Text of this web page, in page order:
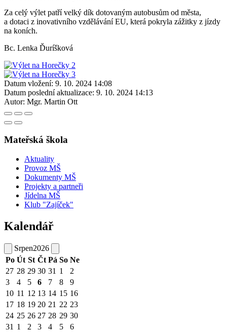
Za celý výlet patří velký dík dotovaným autobusům od města,
a dotaci z inovativního vzdělávání EU, která pokryla zážitky z jízdy
na koních.
Bc. Lenka Ďuríšková
Datum vložení: 9. 10. 2024 14:08
Datum poslední aktualizace: 9. 10. 2024 14:13
Autor: Mgr. Martin Ott
Mateřská škola
Aktuality
Provoz MŠ
Dokumenty MŠ
Projekty a partneři
Jídelna MŠ
Klub "Zajíček"
Kalendář
Srpen2026
Po Út St Čt Pá So Ne
27 28 29 30 31 1
2
3
4 5 6 7 8
9
10 11 12 13 14 15 16
17 18 19 20 21 22 23
24 25 26 27 28 29 30
31 1 2 3 4 5 6